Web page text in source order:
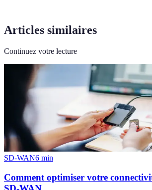
Articles similaires
Continuez votre lecture
SD-WAN6 min
Comment optimiser votre